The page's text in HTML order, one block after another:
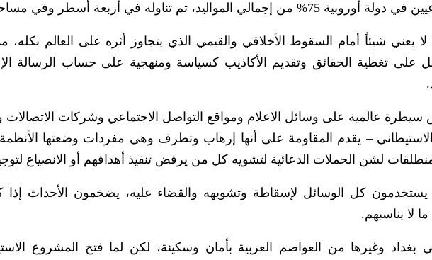
تم تناوله في أربعة أسطر وفي مساحة مهملة.
شيئاً أمام السقوط الأخلاقي والقيمي الذي يتجاوز أثره على العالم بكله،
على تغطية الحقائق وتقديم الأكاذيب كسياسة ومنهجية على حساب الرسالة
سيطرة عالمية على وسائل الاعلام ومواقع التواصل الاجتماعي وشركات
– يقدم المقاومة على أنها إرهاب وتطرف وهي مفردات وضعتها الأنظمة
لشن الحملات الدعائية لتشويه كل من يرفض تنفيذ أهدافهم أو الانصياع
كل الوسائل لإسقاطة وتشويهه والقضاء عليه، يضخمون الأحداث إذا
لا يناسبهم.
بغداد وغيرها من العواصم العربية بأمان وسكينة، لكن لما فتح المشروع